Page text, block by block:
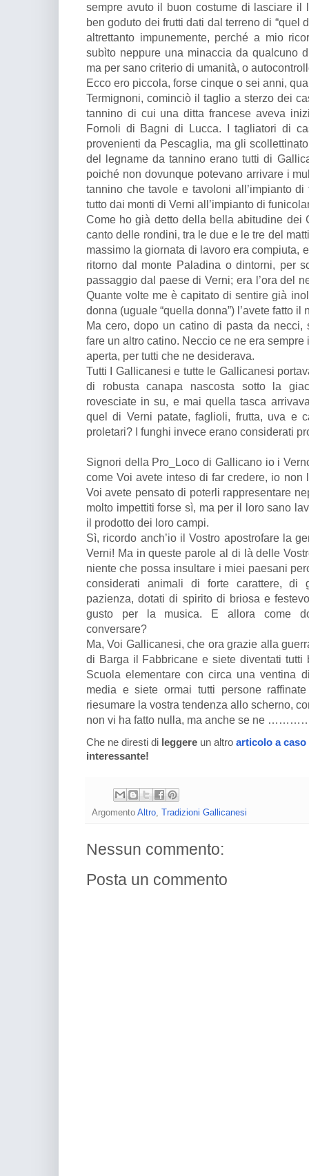
sempre avuto il buon costume di lasciare il
ben goduto dei frutti dati dal terreno di “quel
altrettanto impunemente, perché a mio
subìto neppure una minaccia da qualcuno
ma per sano criterio di umanità, o
Ecco ero piccola, forse cinque o sei anni,
Termignoni, cominciò il taglio a sterzo dei
tannino di cui una ditta francese aveva
Fornoli di Bagni di Lucca. I tagliatori di
provenienti da Pescaglia, ma gli
del legname da tannino erano tutti di
poiché non dovunque potevano arrivare i
tannino che tavole e tavoloni all’impianto
tutto dai monti di Verni all’impianto di
Come ho già detto della bella abitudine dei
canto delle rondini, tra le due e le tre del
massimo la giornata di lavoro era compiuta,
ritorno dal monte Paladina o dintorni, per
passaggio dal paese di Verni; era l’ora del
Quante volte me è capitato di sentire già
donna (uguale “quella donna”) l’avete fatto il
Ma cero, dopo un catino di pasta da necci,
fare un altro catino. Neccio ce ne era
aperta, per tutti che ne desiderava.
Tutti I Gallicanesi e tutte le Gallicanesi
di robusta canapa nascosta sotto la
rovesciate in su, e mai quella tasca
quel di Verni patate, faglioli, frutta, uva e
proletari? I funghi invece erano considerati
Signori della Pro_Loco di Gallicano io i
come Voi avete inteso di far credere, io
Voi avete pensato di poterli rappresentare
molto impettiti forse sì, ma per il loro sano
il prodotto dei loro campi.
Sì, ricordo anch’io il Vostro apostrofare la
Verni! Ma in queste parole al di là delle
niente che possa insultare i miei paesani
considerati animali di forte carattere, di
pazienza, dotati di spirito di briosa e
gusto per la musica. E allora come
conversare?
Ma, Voi Gallicanesi, che ora grazie alla
di Barga il Fabbricane e siete diventati tutti
Scuola elementare con circa una ventina
media e siete ormai tutti persone
riesumare la vostra tendenza allo scherno,
non vi ha fatto nulla, ma anche se ne
Che ne diresti di leggere un altro articolo a caso
interessante!
Argomento Altro Tradizioni Gallicanesi
Nessun commento:
Posta un commento